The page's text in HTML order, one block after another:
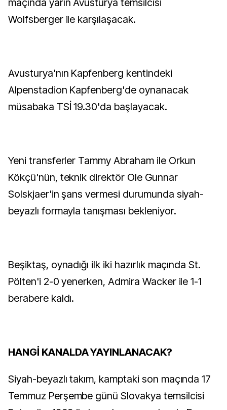
maçında yarın Avusturya temsilcisi
Wolfsberger ile karşılaşacak.
Avusturya'nın Kapfenberg kentindeki
Alpenstadion Kapfenberg'de oynanacak
müsabaka TSİ 19.30'da başlayacak.
Yeni transferler Tammy Abraham ile Orkun
Kökçü'nün, teknik direktör Ole Gunnar
Solskjaer'in şans vermesi durumunda siyah-
beyazlı formayla tanışması bekleniyor.
Beşiktaş, oynadığı ilk iki hazırlık maçında St.
Pölten'i 2-0 yenerken, Admira Wacker ile 1-1
berabere kaldı.
HANGİ KANALDA YAYINLANACAK?
Siyah-beyazlı takım, kamptaki son maçında 17
Temmuz Perşembe günü Slovakya temsilcisi